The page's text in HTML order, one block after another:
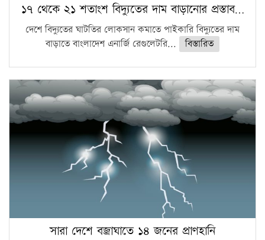
১৭ থেকে ২১ শতাংশ বিদ্যুতের দাম বাড়ানোর প্রস্তাব…
দেশে বিদ্যুতের ঘাটতির লোকসান কমাতে পাইকারি বিদ্যুতের দাম
বাড়াতে বাংলাদেশ এনার্জি রেগুলেটরি...
বিস্তারিত
সারা দেশে বজ্রাঘাতে ১৪ জনের প্রাণহানি